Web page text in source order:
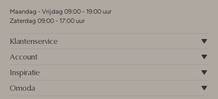
Maandag - Vrijdag 09:00 - 19:00 uur
Zaterdag 09:00 - 17:00 uur
Klantenservice
Account
Inspiratie
Omoda